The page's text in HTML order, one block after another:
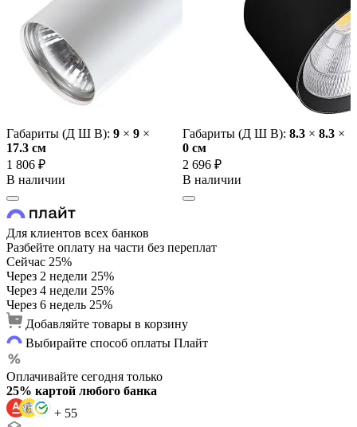
Габариты (Д Ш В): 9 × 9 ×
17.3 cм
1 806 ₽
В наличии
Габариты (Д Ш В): 8.3 × 8.3 ×
0 cм
2 696 ₽
В наличии
Для клиентов всех банков
Разбейте оплату на части без переплат
Сейчас 25%
Через 2 недели 25%
Через 4 недели 25%
Через 6 недель 25%
Добавляйте товары в корзину
Выбирайте способ оплаты Плайт
Оплачивайте сегодня только
25% картой любого банка
+ 55